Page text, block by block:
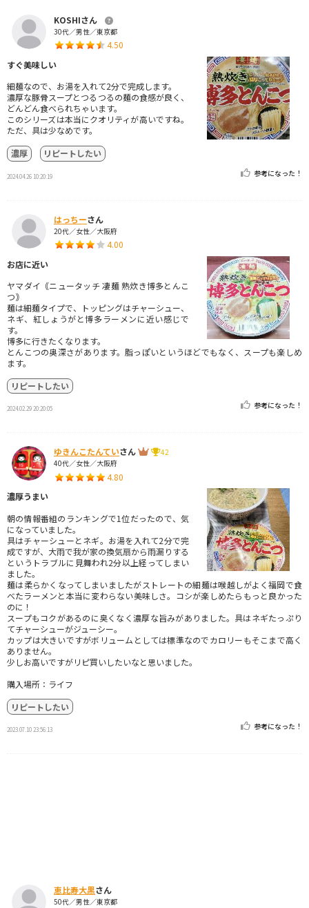
KOSHIさん
30代／男性／東京都
4.50
すぐ美味しい
細麺なので、お湯を入れて2分で完成します。
濃厚な豚骨スープとつるつるの麺の食感が良く、
どんどん食べられちゃいます。
このシリーズは本当にクオリティが高いですね。
ただ、具は少なめです。
濃厚
リピートしたい
2024.04.26 10:20:19 参考になった！
はっちーさん
20代／女性／大阪府
4.00
お店に近い
ヤマダイ｟ニュータッチ 凄麺 熟炊き博多とんこ
つ｠
麺は細麺タイプで、トッピングはチャーシュー、
ネギ、紅しょうがと博多ラーメンに近い感じで
す。
博多に行きたくなります。
とんこつの奥深さがあります。脂っぽいというほどでもなく、スープも楽しめ
ます。
リピートしたい
2024.02.29 20:20:05 参考になった！
ゆきんこたんていさん
42
40代／女性／大阪府
4.80
濃厚うまい
朝の情報番組のランキングで1位だったので、気
になっていました。
具はチャーシューとネギ。お湯を入れて2分で完
成ですが、大雨で我が家の換気扇から雨漏りする
というトラブルに見舞われ2分以上経ってしまい
ました。
麺は柔らかくなってしまいましたがストレートの細麺は喉越しがよく福岡で食
べたラーメンと本当に変わらない美味しさ。コシが楽しめたらもっと良かった
のに！
スープもコクがあるのに臭くなく濃厚な旨みがありました。具はネギたっぷり
てチャーシューがジューシー。
カップは大きいですがボリュームとしては標準なのでカロリーもそこまで高く
ありません。
少しお高いですがリピ買いしたいなと思いました。
購入場所：ライフ
リピートしたい
2023.07.10 23:56:13 参考になった！
恵比寿大黒さん
50代／男性／東京都